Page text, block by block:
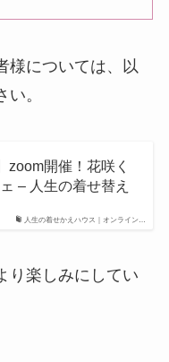
様については、以
。
人生の着せかえハウス｜オンライン…
zoom開催！花咲く
– 人生の着せ替え
り楽しみにしてい